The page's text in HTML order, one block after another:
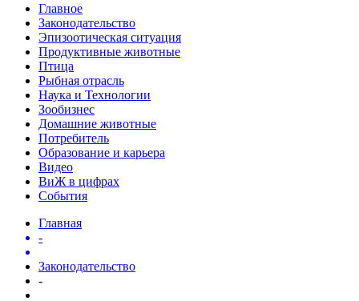
Главное
Законодательство
Эпизоотическая ситуация
Продуктивные животные
Птица
Рыбная отрасль
Наука и Технологии
Зообизнес
Домашние животные
Потребитель
Образование и карьера
Видео
ВиЖ в цифрах
События
Главная
-
Законодательство
-